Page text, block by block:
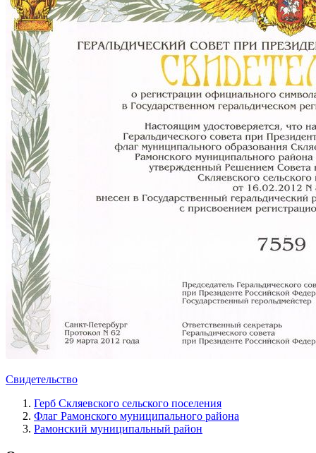
Свидетельство
Герб Скляевского сельского поселения
Флаг Рамонского муниципального района
Рамонский муниципальный район